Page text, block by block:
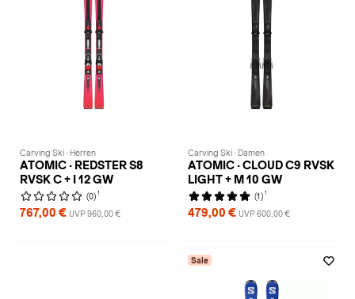
Carving Ski · Herren
ATOMIC · REDSTER S8
RVSK C + I 12 GW
(0) 1
767,00 € UVP 960,00 €
Carving Ski · Damen
ATOMIC · CLOUD C9 RVSK
LIGHT + M 10 GW
(1) 1
479,00 € UVP 600,00 €
Sale